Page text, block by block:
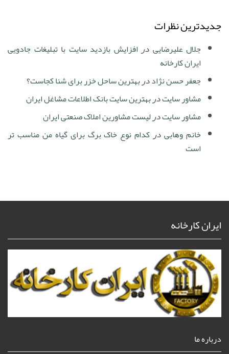
جدیدترین نظرات
جلال علیرضایی درافزایش بازدید سایت با تبلیغات جادویی
ایران کارخانه
جعفر حسن نژاددربهترین ساحل خزر برای شنا کجاست؟
مشاور سایتدربهترین سایت بانک اطلاعات مشاغل ایران
مشاور سایتدرلیست مشاورین املاک صنعتی ایران
خانم وهابیدرکدام نوع خاک برگ برای گیاه من مناسب تر
است
ایران کارخانه
درباره ما